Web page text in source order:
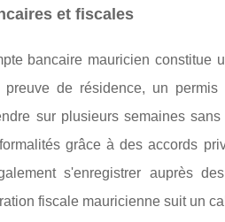
et fiscales
bancaire mauricien constitue
preuve de résidence, un
sur plusieurs semaines
grâce à des accords
s'enregistrer auprès
fiscale mauricienne suit un